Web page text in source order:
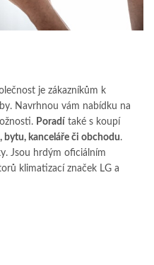
je zákazníkům k
Navrhnou vám nabídku na
Poradí také s koupí
bytu, kanceláře či obchodu.
Jsou hrdým oficiálním
klimatizací značek LG a